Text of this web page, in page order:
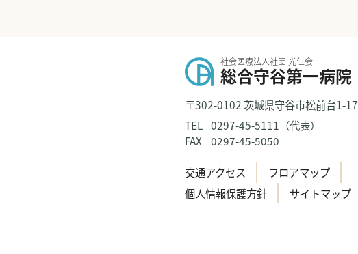
社会医療法人社団 光仁会
総合守谷第一病院
〒302-0102 茨城県守谷市松前台1-17
TEL 0297-45-5111（代表）
FAX
0297-45-5050
交通アクセス
フロアマップ
個人情報保護方針
サイトマップ